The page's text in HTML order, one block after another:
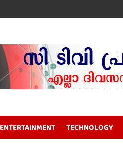
ENTERTAINMENT TECHNOLOGY